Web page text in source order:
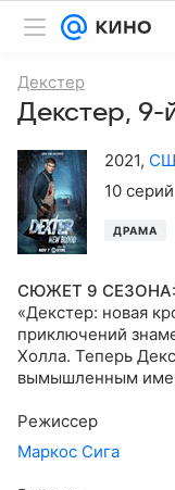
Декстер
Декстер, 9-
2021,
10 серий
ДРАМА
СЮЖЕТ 9 СЕЗОНА:
«Декстер: новая
приключений
Холла. Теперь
вымышленным
городе
убийств. Эти
снова вернуться к
Режиссер
Маркос Сига